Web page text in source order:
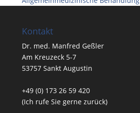
Kontakt
Dr. med. Manfred Geßler
Am Kreuzeck 5-7
53757 Sankt Augustin
+49 (0) 173 26 59 420
(Ich rufe Sie gerne zurück)